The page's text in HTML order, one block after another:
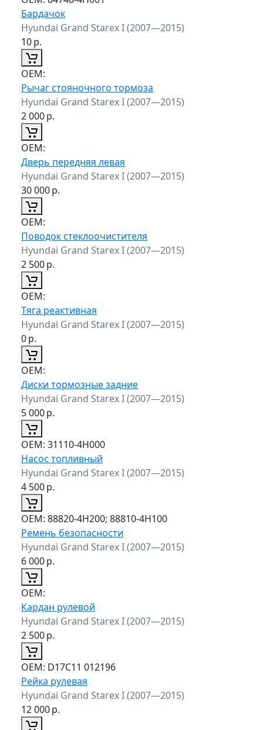
Бардачок
Hyundai Grand Starex I (2007—2015)
10р.
ОЕМ:
Рычаг стояночного тормоза
Hyundai Grand Starex I (2007—2015)
2 000р.
ОЕМ:
Дверь передняя левая
Hyundai Grand Starex I (2007—2015)
30 000р.
ОЕМ:
Поводок стеклоочистителя
Hyundai Grand Starex I (2007—2015)
2 500р.
ОЕМ:
Тяга реактивная
Hyundai Grand Starex I (2007—2015)
0р.
ОЕМ:
Диски тормозные задние
Hyundai Grand Starex I (2007—2015)
5 000р.
ОЕМ: 31110-4H000
Насос топливный
Hyundai Grand Starex I (2007—2015)
4 500р.
ОЕМ: 88820-4H200; 88810-4H100
Ремень безопасности
Hyundai Grand Starex I (2007—2015)
6 000р.
ОЕМ:
Кардан рулевой
Hyundai Grand Starex I (2007—2015)
2 500р.
ОЕМ: D17C11 012196
Рейка рулевая
Hyundai Grand Starex I (2007—2015)
12 000р.